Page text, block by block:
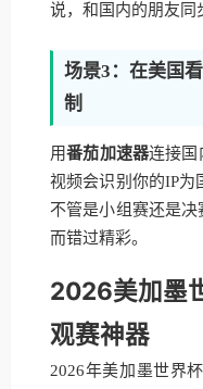
说，和国内的朋友同
场景3：在美国
制
用番茄加速器连接国
视频会识别你的IP为
不管是小组赛还是决
而错过精彩。
2026美加墨
观赛神器
2026年美加墨世界